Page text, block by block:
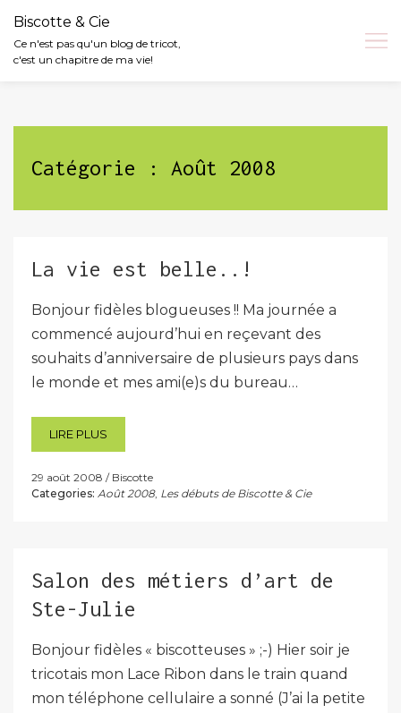
Biscotte & Cie
Ce n'est pas qu'un blog de tricot,
c'est un chapitre de ma vie!
Catégorie : Août 2008
La vie est belle..!
Bonjour fidèles blogueuses !! Ma journée a
commencé aujourd’hui en reçevant des
souhaits d’anniversaire de plusieurs pays dans
le monde et mes ami(e)s du bureau…
LIRE PLUS
29 août 2008
Biscotte
Categories: Août 2008, Les débuts de Biscotte & Cie
Salon des métiers d’art de
Ste-Julie
Bonjour fidèles « biscotteuses » ;-) Hier soir je
tricotais mon Lace Ribon dans le train quand
mon téléphone cellulaire a sonné (J’ai la petite